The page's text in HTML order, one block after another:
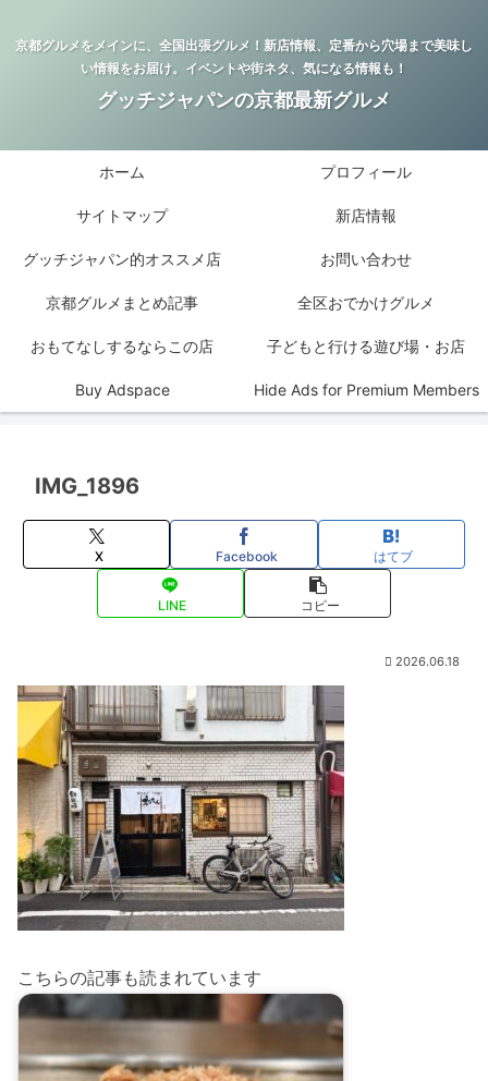
京都グルメをメインに、全国出張グルメ！新店情報、定番から穴場まで美味し
い情報をお届け。イベントや街ネタ、気になる情報も！
グッチジャパンの京都最新グルメ
ホーム プロフィール
サイトマップ 新店情報
グッチジャパン的オススメ店 お問い合わせ
京都グルメまとめ記事 全区おでかけグルメ
おもてなしするならこの店 子どもと行ける遊び場・お店
Buy Adspace Hide Ads for Premium Members
IMG_1896
X Facebook はてブ
LINE コピー
2026.06.18
こちらの記事も読まれています